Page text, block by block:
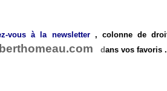
vous à la newsletter, colonne de
dans vos favoris .